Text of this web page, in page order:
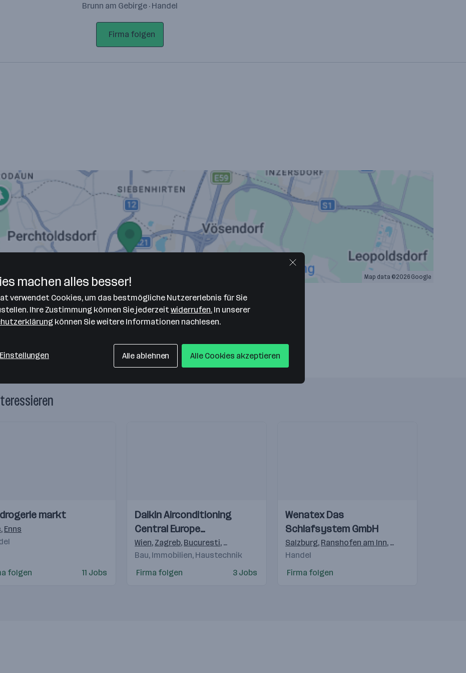
Brunn am Gebirge · Handel
Firma folgen
Map data ©2026 Google
markt
, Enns
folgen 11 Jobs
Videos
Einblicke
Einblicke
Daikin Airconditioning
Central Europe
HandelsgmbH
Wien, Zagreb, Bucuresti, Budapest Praha 4-Michle, Bratislava, Warschau
Bau, Immobilien, Haustechnik
Firma folgen
3 Jobs
Videos
Einblicke
Einblicke
Wenatex Das
Schlafsystem GmbH
Salzburg, Ranshofen am Inn, Freilassing
Handel
Firma folgen
machen alles besser!
verwendet Cookies, um das bestmögliche Nutzererlebnis für Sie
Ihre Zustimmung können Sie jederzeit widerrufen. In unserer
können Sie weitere Informationen nachlesen.
Alle ablehnen Alle Cookies akzeptieren